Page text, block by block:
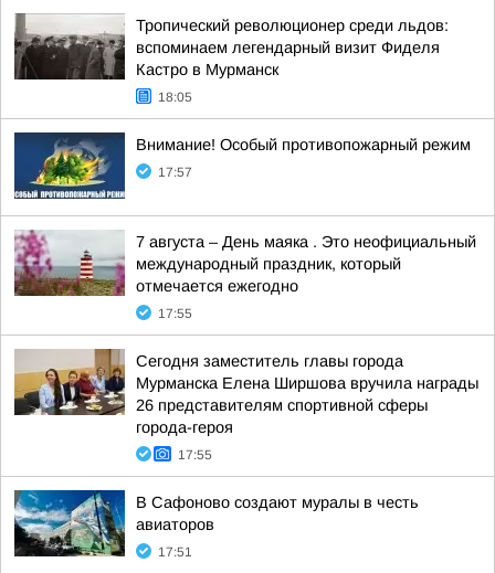
Тропический революционер среди льдов:
вспоминаем легендарный визит Фиделя
Кастро в Мурманск
18:05
Внимание! Особый противопожарный режим
17:57
7 августа – День маяка . Это неофициальный
международный праздник, который
отмечается ежегодно
17:55
Сегодня заместитель главы города
Мурманска Елена Ширшова вручила награды
26 представителям спортивной сферы
города-героя
17:55
В Сафоново создают муралы в честь
авиаторов
17:51